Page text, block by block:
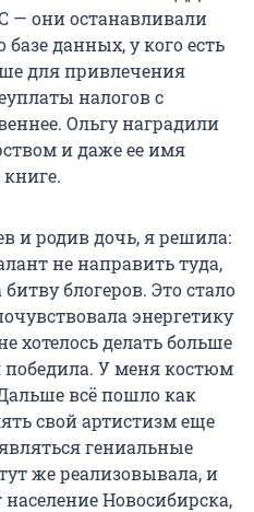
— они останавливали
данных, у кого есть
для привлечения
налогов с
Ольгу наградили
и даже ее имя
и родив дочь, я решила:
не направить туда,
блогеров. Это стало
энергетику
хотелось делать больше
победила. У меня костюм
всё пошло как
свой артистизм еще
гениальные
же реализовывала, и
Новосибирска,